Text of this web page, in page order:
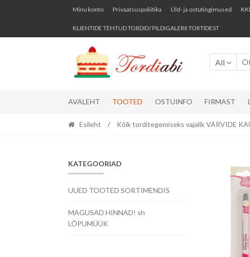
Skip
navigation
Skip
content
Minu konto Privaatsuspoliitika Üld- ja ostutingimused
KLIENTIDE TEHTUD TORDID/ PILDIGALERII TORTIDEST
All
AVALEHT TOOTED OSTUINFO FIRMAST
Esileht / Kõik torditegemiseks vajalik VÄRVIDE
KATEGOORIAD
UUED TOOTED SORTIMENDIS
MAGUSAD HINNAD! sh
LÕPUMÜÜK